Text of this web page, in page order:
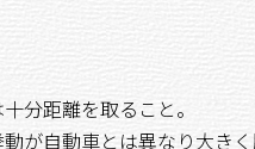
分距離を取ること。
が自動車とは異なり大きく